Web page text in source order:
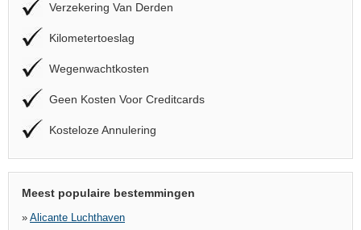
Verzekering Van Derden
Kilometertoeslag
Wegenwachtkosten
Geen Kosten Voor Creditcards
Kosteloze Annulering
Meest populaire bestemmingen
» Alicante Luchthaven